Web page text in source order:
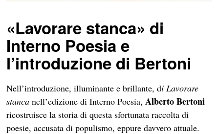
«Lavorare stanca» di
Interno Poesia e
l’introduzione di Bertoni
Nell’introduzione, illuminante e brillante, di Lavorare
stancanell’edizione di Interno Poesia,Alberto Bertoni
ricostruisce la storia di questa sfortunata raccolta di
poesie, accusata di populismo, eppure davvero attuale.